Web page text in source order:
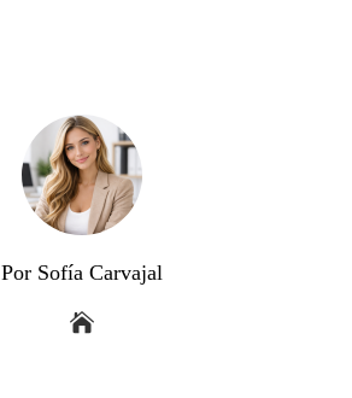
Por Sofía Carvajal